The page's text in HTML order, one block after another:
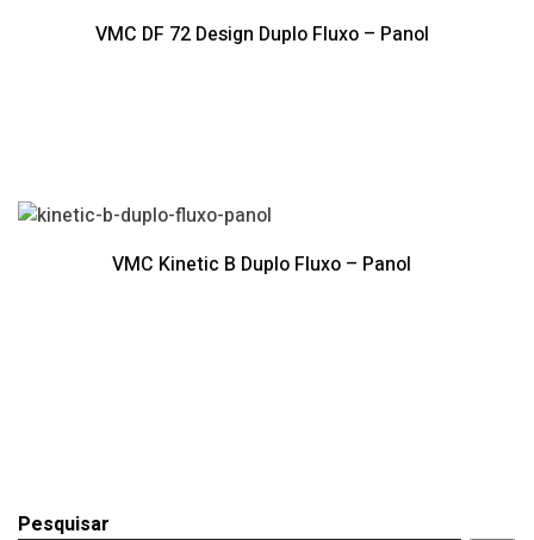
VMC DF 72 Design Duplo Fluxo – Panol
VMC Kinetic B Duplo Fluxo – Panol
Pesquisar